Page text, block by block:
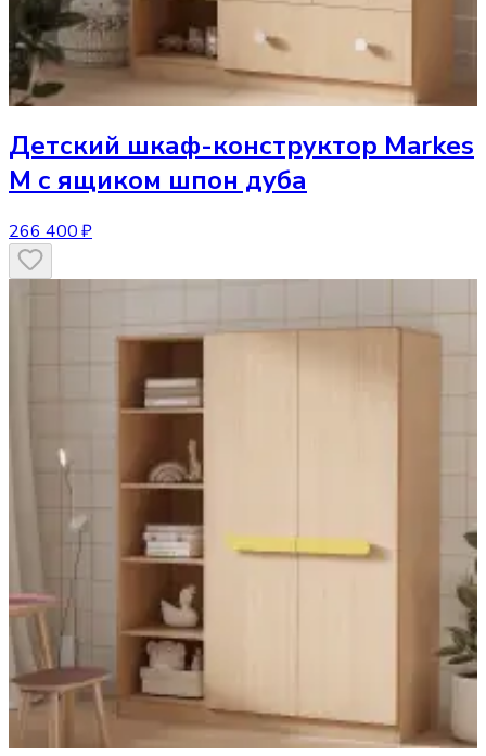
Детский шкаф-конструктор Markes
M с ящиком шпон дуба
266 400 ₽